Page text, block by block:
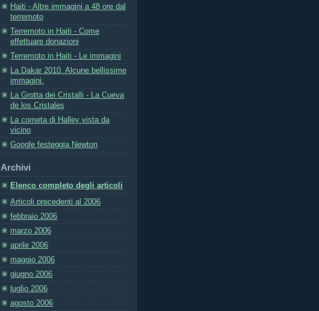
Haiti - Altre immagini a 48 ore dal
terremoto
Terremoto in Haiti - Come
effettuare donazioni
Terremoto in Haiti - Le immagini
La Dakar 2010. Alcune bellissime
immagini.
La Grotta dei Cristalli - La Cueva
de los Cristales
La cometa di Halley vista da
vicino
Google festeggia Newton
Archivi
Elenco completo degli articoli
Articoli precedenti al 2006
febbraio 2006
marzo 2006
aprile 2006
maggio 2006
giugno 2006
luglio 2006
agosto 2006